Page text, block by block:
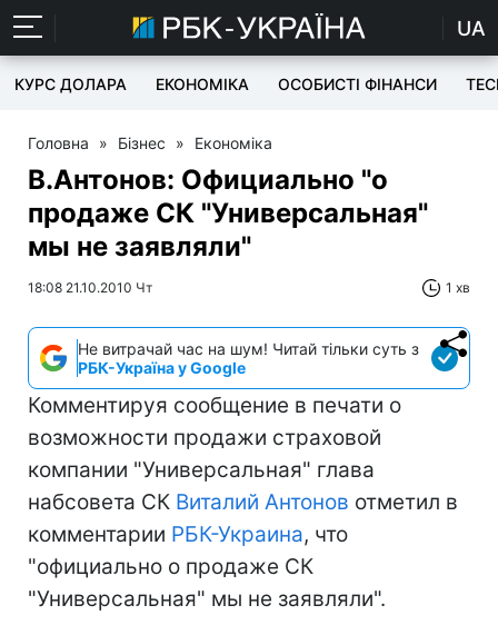
UA
КУРС ДОЛАРА ЕКОНОМІКА ОСОБИСТІ ФІНАНСИ
Головна » Бізнес » Економіка
В.Антонов: Официально "о
продаже СК "Универсальная"
мы не заявляли"
18:08 21.10.2010 Чт 1 хв
Не витрачай час на шум! Читай тільки суть з
РБК-Україна у Google
Комментируя сообщение в печати о
возможности продажи страховой
компании "Универсальная" глава
набсовета СК Виталий Антонов отметил в
комментарии РБК-Украина, что
"официально о продаже СК
"Универсальная" мы не заявляли".